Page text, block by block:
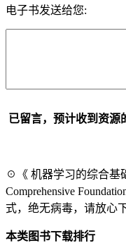
电子书发送给您:
已留言，预计收到资源
☉《 机器学习的综合基
Comprehensive
式，绝无病毒，请放心
本类图书下载排行